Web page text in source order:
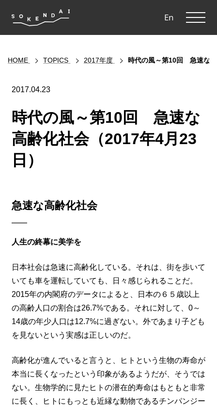
En
HOME TOPICS 2017年度 時代の風～第10回 急速な
2017.04.23
時代の風～第10回 急速な
高齢化社会（2017年4月23
日）
急速な高齢化社会
人生の終幕に美学を
日本社会は急速に高齢化している。それは、街を歩いて
いても車を運転していても、日々感じられることだ。
2015年の内閣府のデータによると、日本の６５歳以上
の高齢人口の割合は26.7%である。それに対して、0～
14歳の年少人口は12.7%に過ぎない。外であまり子ども
を見ないという実感は正しいのだ。
高齢化が進んでいると言うと、ヒトという生物の寿命が
本当に長くなったという印象があるようだが、そうでは
ない。生物学的に見たヒトの潜在的寿命はもともと非常
に長く、ヒトにもっとも近縁な動物であるチンパンジー